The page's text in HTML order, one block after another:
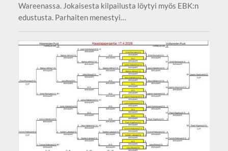
Wareenassa. Jokaisesta kilpailusta löytyi myös EBK:n
edustusta. Parhaiten menestyi…